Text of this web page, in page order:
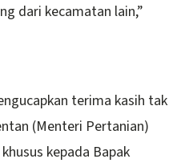
dari kecamatan lain,”
terima kasih tak
(Menteri Pertanian)
kepada Bapak